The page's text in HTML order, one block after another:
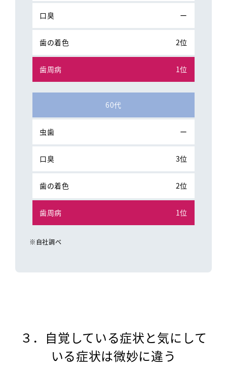
ー
2位
1位
60代
ー
3位
2位
1位
※自社調べ
３．自覚している症状と気にして
いる症状は微妙に違う